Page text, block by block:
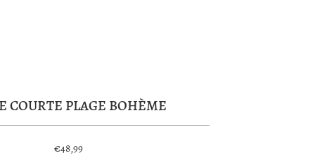
COURTE PLAGE BOHÈME
€48,99